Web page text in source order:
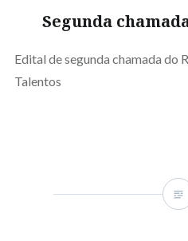
Segunda
Edital de segunda chamada do
Talentos